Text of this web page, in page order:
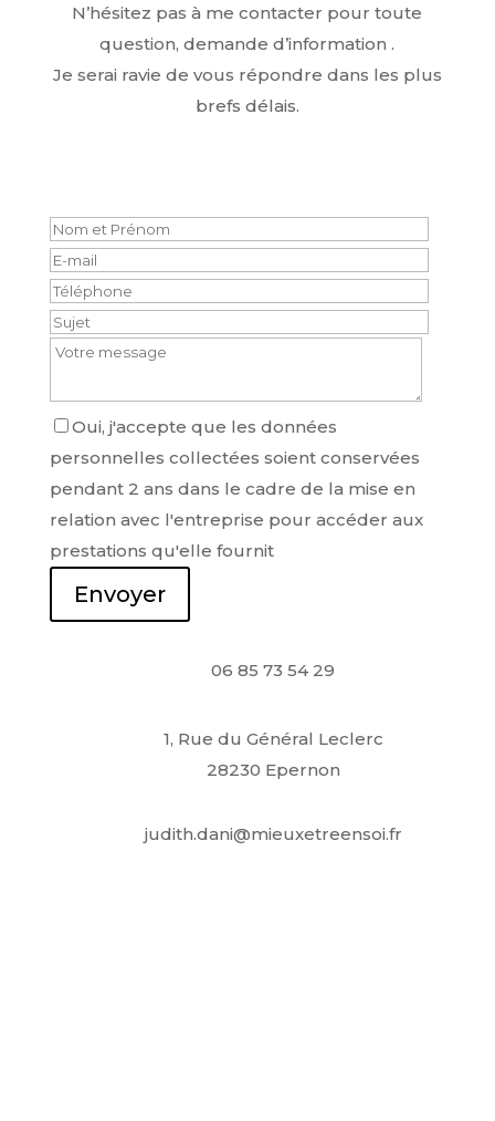
N’hésitez pas à me contacter pour toute
question, demande d’information .
Je serai ravie de vous répondre dans les plus
brefs délais.
Oui, j'accepte que les données
personnelles collectées soient conservées
pendant 2 ans dans le cadre de la mise en
relation avec l'entreprise pour accéder aux
prestations qu'elle fournit
Envoyer
06 85 73 54 29
1, Rue du Général Leclerc
28230 Epernon
judith.dani@mieuxetreensoi.fr